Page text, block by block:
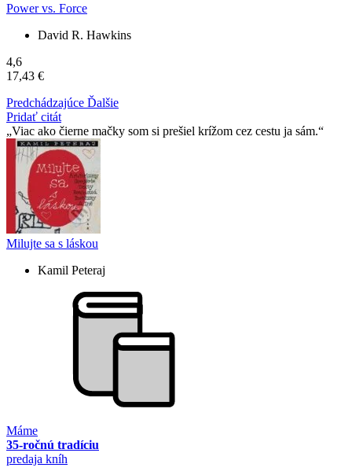
Power vs. Force
David R. Hawkins
4,6
17,43 €
Predchádzajúce Ďalšie
Pridať citát
Viac ako čierne mačky som si prešiel krížom cez cestu ja sám.
Milujte sa s láskou
Kamil Peteraj
Máme
35-ročnú tradíciu
predaja kníh